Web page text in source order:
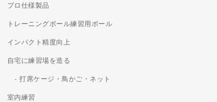
プロ仕様製品
トレーニングボール練習用ボール
インパクト精度向上
自宅に練習場を造る
打席ケージ・鳥かご・ネット
室内練習